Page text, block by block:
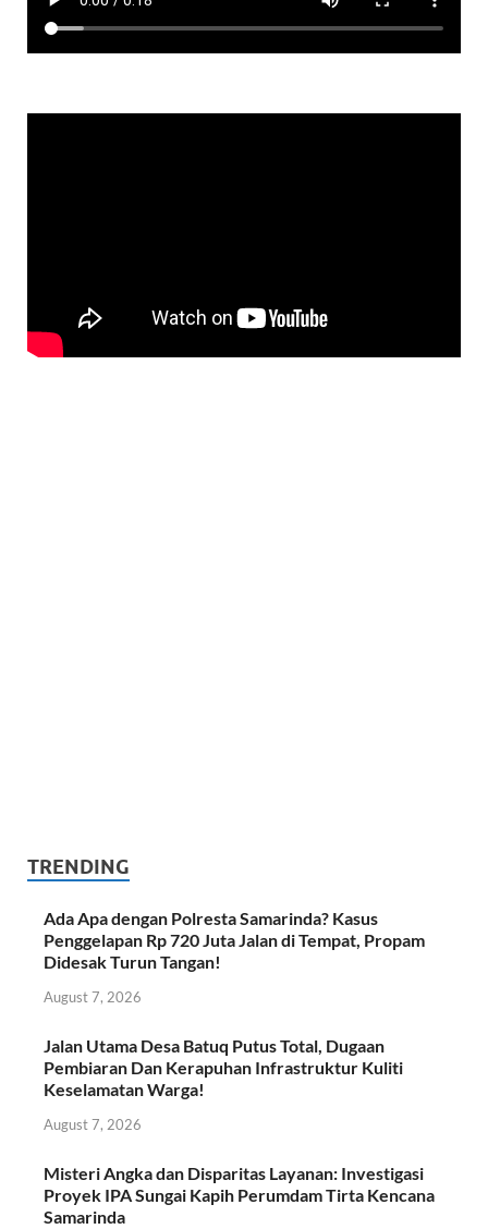
TRENDING
Ada Apa dengan Polresta Samarinda? Kasus
Penggelapan Rp 720 Juta Jalan di Tempat, Propam
Didesak Turun Tangan!
August 7, 2026
Jalan Utama Desa Batuq Putus Total, Dugaan
Pembiaran Dan Kerapuhan Infrastruktur Kuliti
Keselamatan Warga!
August 7, 2026
Misteri Angka dan Disparitas Layanan: Investigasi
Proyek IPA Sungai Kapih Perumdam Tirta Kencana
Samarinda